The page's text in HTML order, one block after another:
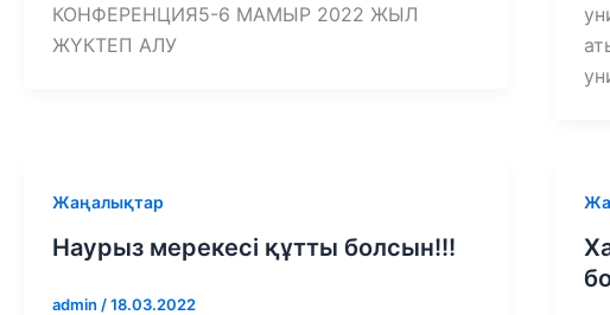
КОНФЕРЕНЦИЯ5-6 МАМЫР 2022 ЖЫЛ
ЖҮКТЕП АЛУ
Жаңалықтар
Наурыз мерекесі құтты болсын!!!
admin /18.03.2022